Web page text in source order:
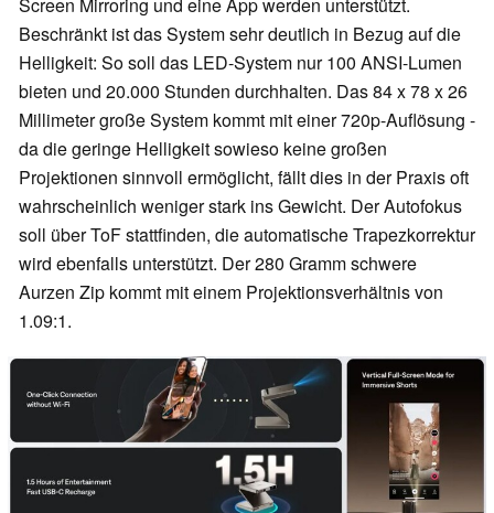
Beschränkt ist das System sehr deutlich in Bezug auf die
Helligkeit: So soll das LED-System nur 100 ANSI-Lumen
bieten und 20.000 Stunden durchhalten. Das 84 x 78 x 26
Millimeter große System kommt mit einer 720p-Auflösung -
da die geringe Helligkeit sowieso keine großen
Projektionen sinnvoll ermöglicht, fällt dies in der Praxis oft
wahrscheinlich weniger stark ins Gewicht. Der Autofokus
soll über ToF stattfinden, die automatische Trapezkorrektur
wird ebenfalls unterstützt. Der 280 Gramm schwere
Aurzen Zip kommt mit einem Projektionsverhältnis von
1.09:1.